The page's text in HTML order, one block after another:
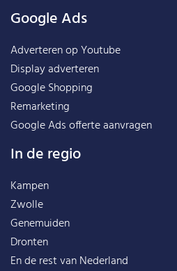
Google Ads
Adverteren op Youtube
Display adverteren
Google Shopping
Remarketing
Google Ads offerte aanvragen
In de regio
Kampen
Zwolle
Genemuiden
Dronten
En de rest vanNederland